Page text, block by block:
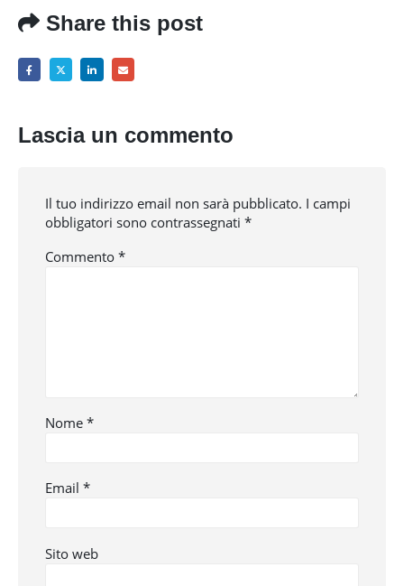
Share this post
Lascia un commento
Il tuo indirizzo email non sarà pubblicato. I campi
obbligatori sono contrassegnati *
Commento *
Nome *
Email *
Sito web